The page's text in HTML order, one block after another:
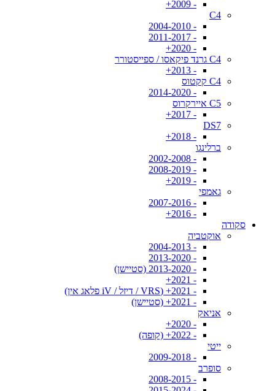
- 2009+
C4
- 2004-2010
- 2011-2017
- 2020+
C4 גרנד פיקאסו / ספייסטורר
- 2013+
C4 קקטוס
- 2014-2020
C5 איירקרוס
- 2017+
DS7
- 2018+
ברלינגו
- 2002-2008
- 2008-2019
- 2019+
גאמפי
- 2007-2016
- 2016+
סקודה
אוקטביה
- 2004-2013
- 2013-2020
- 2013-2020 (סטיישן)
- 2021+
- 2021+ (VRS / דיזל / iV פלאג אין)
- 2021+ (סטיישן)
אניאק
- 2020+
- 2022+ (קופה)
ייטי
- 2009-2018
סופרב
- 2008-2015